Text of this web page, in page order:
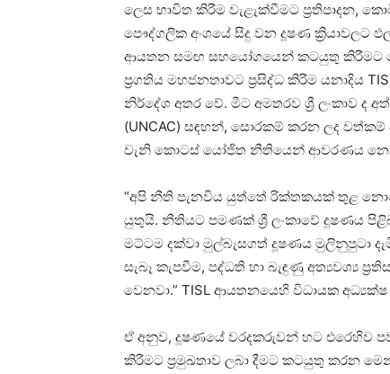
ලෙස භාවිත කිරීම වැළැක්වීමට ප්‍රතිපාදන,
පෞද්ගලික අංශයේ සිදු වන දූෂණ ක්‍රියාවලට
ආයතන සමඟ සහයෝගයෙන් කටයුතු කිරීමට
ප්‍රගතිය මහජනතාවට ප්‍රසිද්ධ කිරීම
නිර්දේශ අතර වේ. මීට අමතරව ශ්‍රී ලංකාව
(UNCAC) සඳහන්, සොරකම් කරන ලද
වැනි කොටස් යෝජිත නීතියෙන් ආවරණය
“අපි නීති පැනවිය යුත්තේ රික්තකයක් තුළ
යුතුයි. නීතියට පමණක් ශ්‍රී ලංකාවේ දූෂණය
මට්ටම දක්වා මුල්බැසගත් දූෂණය මුලිනුපුටා
සැබෑ කැපවීම, පද්ධති හා බැඳුණු අත්‍යවශ්‍ය
වෙනවා.” TISL ආයතනයෙහි විධායක අධ්‍යක්ෂ
ඒ අනුව, දූෂණයේ වරදකරුවන් හට එරෙහිව
කිරීමට ප්‍රමුඛතාව ලබා දීමට කටයුතු කරන